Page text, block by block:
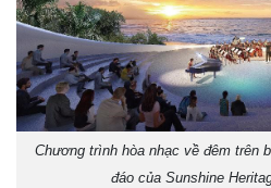
Chương trình hòa nhạc về đêm trên
đáo của Sunshine